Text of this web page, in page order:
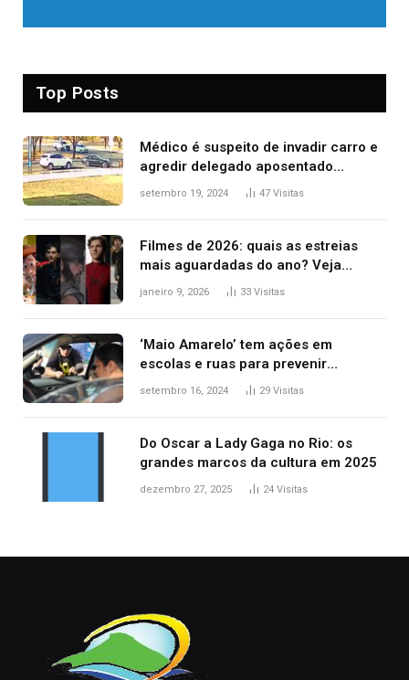
Top Posts
Médico é suspeito de invadir carro e
agredir delegado aposentado
durante confusão no trânsito
setembro 19, 2024 47 Visitas
Filmes de 2026: quais as estreias
mais aguardadas do ano? Veja
principais lançamentos do cinema
janeiro 9, 2026 33 Visitas
‘Maio Amarelo’ tem ações em
escolas e ruas para prevenir
acidentes no trânsito no AP
setembro 16, 2024 29 Visitas
Do Oscar a Lady Gaga no Rio: os
grandes marcos da cultura em 2025
dezembro 27, 2025 24 Visitas